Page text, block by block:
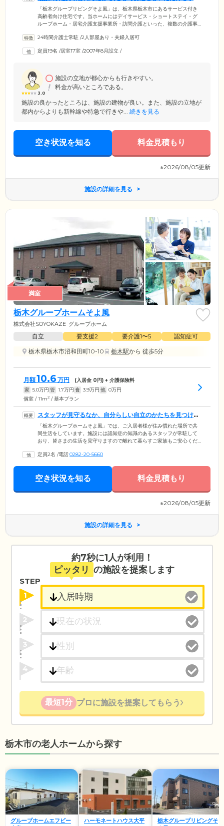
ムです
「栃木グループリビングそよ風」は、栃木県栃木市にあるサービス付き
高齢者向け住宅です。当ホームにはデイサービス・ショートステイ・グ
ループホーム・居宅介護支援事業所・訪問介護といった、複数の介護事
のことがご自身で行える「自立」の方、要支援・要介護の認定を受けて
訪しやすい立地です。17室あるお部屋は全室個室。ご夫婦やご親族でご
24時間介護士常駐 /2人部屋あり・夫婦入居可
定員19名 /居室17室 /2007年8月設立 /
3.0
施設の立地が都心からも行きやすい。
料金が高いところである。
施設の良かったところは、施設の建物が良い。また、施設の立地が
都内からよりも新幹線や特急で行きや... 続きを見る
空き状況を知る 料金見積もり
※2026/08/05更新
施設の詳細を見る
満室
栃木グループホームそよ風
株式会社SOYOKAZE グループホーム
自立 要支援2 要介護1〜5
認知症可
栃木県栃木市沼和田町10-10
栃木駅から 徒歩5分
月額10.6 万円 (入居金 0円) + 介護保険料
家 5.0万円 管 1.7万円 食 3.9万円 他 0万円
個室 / 11m2 / 基本プラン
スタッフが見守るなか、自分らしい自立のかたちを見つけて
いきます
「栃木グループホームそよ風」では、ご入居者様が住み慣れた場所で共
同生活をしています。施設には認知症の知識のあるスタッフが常駐して
おり、皆さまの生活を見守りますので離れて暮らすご家族もご安心くだ
様の間で分担しています。皆さま、コミュニケーションをとりながら和
ら、ご自身の能力に応じて自立できるような支援をいたしますのでお任
せください。お食事づくりでは買出しから調理、配膳までご入居者様の
定員2名 /電話0282-20-5660
空き状況を知る 料金見積もり
※2026/08/05更新
施設の詳細を見る
約7秒に1人が利用！
ピッタリ の施設を提案します
STEP
1
2
3
4
最短1分 プロに施設を提案してもらう
栃木市の老人ホームから探す
グループホームエフビー
ハーモネートハウス大平
栃木グループリビングそ